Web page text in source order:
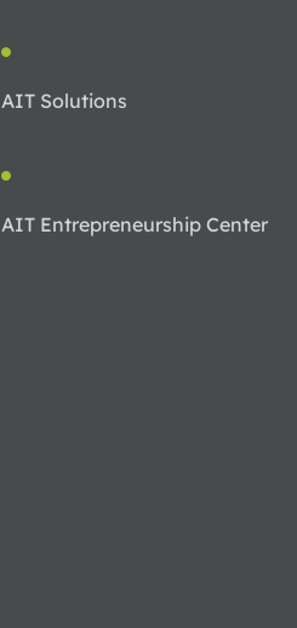
AIT Solutions
AIT Entrepreneurship Center